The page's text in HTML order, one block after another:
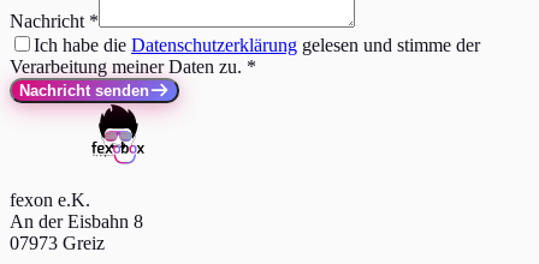
Nachricht *
Ich habe die Datenschutzerklärung gelesen und stimme der
Verarbeitung meiner Daten zu. *
Nachricht senden
fexon e.K.
An der Eisbahn 8
07973 Greiz